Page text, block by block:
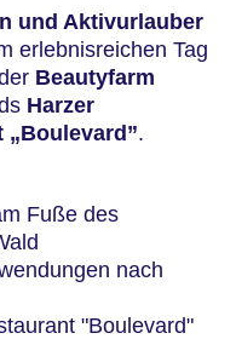
und Aktivurlauber
erlebnisreichen Tag
Beautyfarm
Harzer
.
Fuße des
nach
"Boulevard"